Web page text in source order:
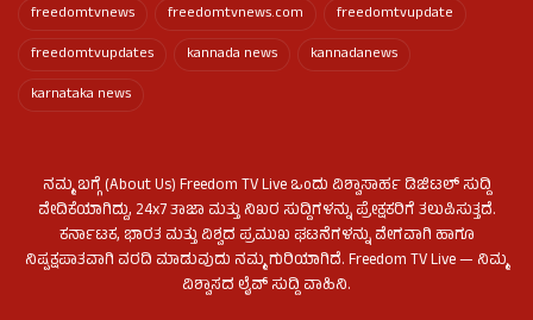
freedomtvnews
freedomtvnews.com
freedomtvupdate
freedomtvupdates
kannada news
kannadanews
karnataka news
ನಮ್ಮ ಬಗ್ಗೆ (About Us) Freedom TV Live ಒಂದು ವಿಶ್ವಾಸಾರ್ಹ ಡಿಜಿಟಲ್ ಸುದ್ದಿ
ವೇದಿಕೆಯಾಗಿದ್ದು, 24x7 ತಾಜಾ ಮತ್ತು ನಿಖರ ಸುದ್ದಿಗಳನ್ನು ಪ್ರೇಕ್ಷಕರಿಗೆ ತಲುಪಿಸುತ್ತದೆ.
ಕರ್ನಾಟಕ, ಭಾರತ ಮತ್ತು ವಿಶ್ವದ ಪ್ರಮುಖ ಘಟನೆಗಳನ್ನು ವೇಗವಾಗಿ ಹಾಗೂ
ನಿಷ್ಪಕ್ಷಪಾತವಾಗಿ ವರದಿ ಮಾಡುವುದು ನಮ್ಮ ಗುರಿಯಾಗಿದೆ. Freedom TV Live — ನಿಮ್ಮ
ವಿಶ್ವಾಸದ ಲೈವ್ ಸುದ್ದಿ ವಾಹಿನಿ.